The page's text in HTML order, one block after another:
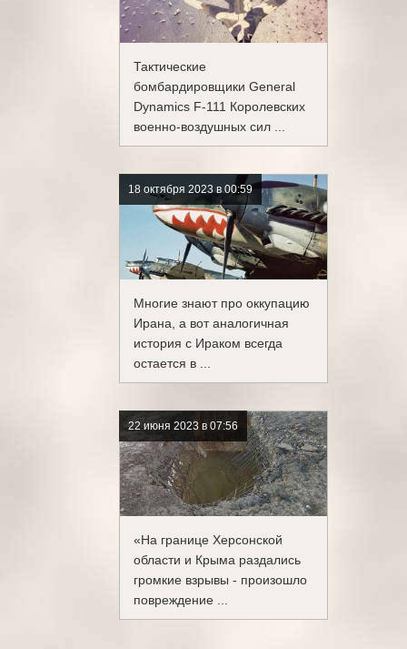
Тактические
бомбардировщики General
Dynamics F-111 Королевских
военно-воздушных сил ...
18 октября 2023 в 00:59
Многие знают про оккупацию
Ирана, а вот аналогичная
история с Ираком всегда
остается в ...
22 июня 2023 в 07:56
«На границе Херсонской
области и Крыма раздались
громкие взрывы - произошло
повреждение ...